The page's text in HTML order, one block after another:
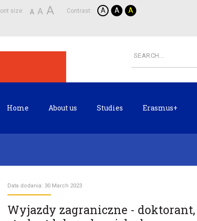
size: A A A Contrast: A A A
Home About us Studies Erasmus+
Data dodania: 30 March 2023
Wyjazdy zagraniczne - doktorant,